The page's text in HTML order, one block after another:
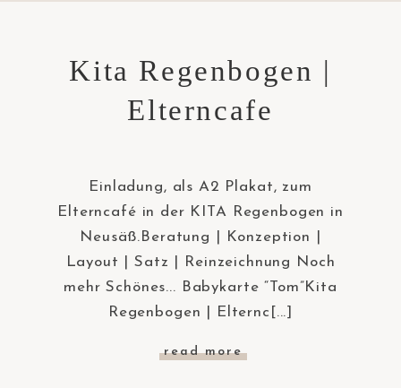
Kita Regenbogen |
Elterncafe
Einladung, als A2 Plakat, zum
Elterncafé in der KITA Regenbogen in
Neusäß.Beratung | Konzeption |
Layout | Satz | Reinzeichnung Noch
mehr Schönes... Babykarte “Tom”Kita
Regenbogen | Elternc[...]
read more